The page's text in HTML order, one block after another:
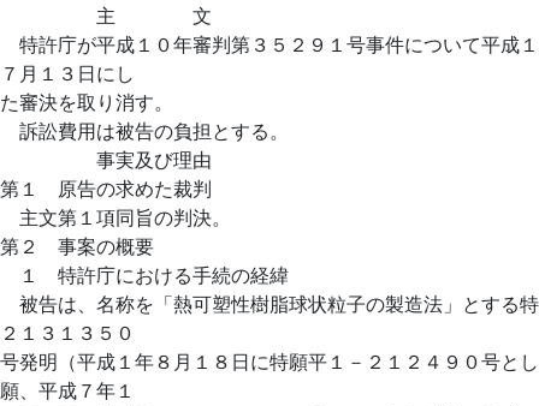
主 文
特許庁が平成１０年審判第３５２９１号事件について平成
７月１３日にし
た審決を取り消す。
訴訟費用は被告の負担とする。
事実及び理由
第１ 原告の求めた裁判
主文第１項同旨の判決。
第２ 事案の概要
１ 特許庁における手続の経緯
被告は、名称を「熱可塑性樹脂球状粒子の製造法」とする
２１３１３５０
号発明（平成１年８月１８日に特願平１－２１２４９０号と
願、平成７年１